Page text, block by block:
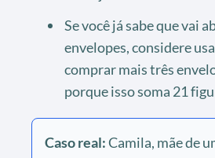
Se você já sabe que vai
envelopes, considere
comprar mais três
porque isso soma 21
Caso real:Camila, mãe de